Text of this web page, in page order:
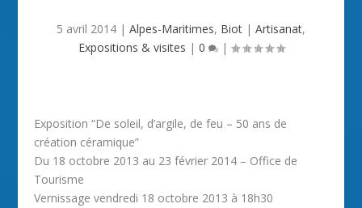
5 avril 2014 | Alpes-Maritimes, Biot | Artisanat,
Expositions & visites | 0 |
Exposition “De soleil, d’argile, de feu – 50 ans de
création céramique”
Du 18 octobre 2013 au 23 février 2014 – Office de
Tourisme
Vernissage vendredi 18 octobre 2013 à 18h30